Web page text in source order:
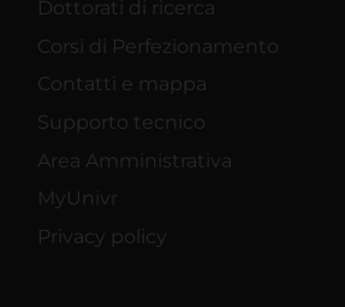
Dottorati di ricerca
Corsi di Perfezionamento
Contatti e mappa
Supporto tecnico
Area Amministrativa
MyUnivr
Privacy policy